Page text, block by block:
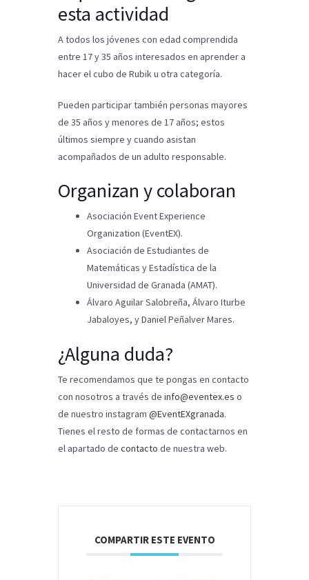
esta actividad
A todos los jóvenes con edad comprendida
entre 17 y 35 años interesados en aprender a
hacer el cubo de Rubik u otra categoría.
Pueden participar también personas mayores
de 35 años y menores de 17 años; estos
últimos siempre y cuando asistan
acompañados de un adulto responsable.
Organizan y colaboran
Asociación Event Experience
Organization (EventEX).
Asociación de Estudiantes de
Matemáticas y Estadística de la
Universidad de Granada (AMAT).
Álvaro Aguilar Salobreña, Álvaro Iturbe
Jabaloyes, y Daniel Peñalver Mares.
¿Alguna duda?
Te recomendamos que te pongas en contacto
con nosotros a través de info@eventex.es o
de nuestro instagram @EventEXgranada.
Tienes el resto de formas de contactarnos en
el apartado de contacto de nuestra web.
COMPARTIR ESTE EVENTO